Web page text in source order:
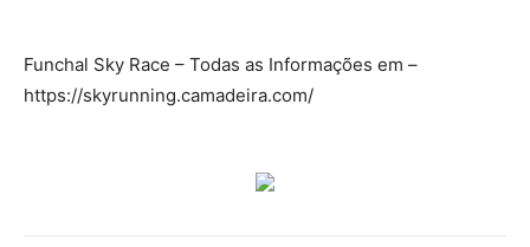
Funchal Sky Race – Todas as Informações em –
https://skyrunning.camadeira.com/